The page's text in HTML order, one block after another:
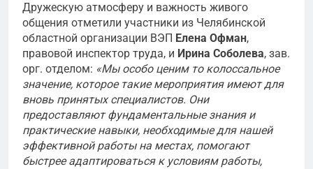
Дружескую атмосферу и важность живого
общения отметили участники из Челябинской
областной организации ВЭП Елена Офман,
правовой инспектор труда, и Ирина Соболева, зав.
орг. отделом: «Мы особо ценим то колоссальное
значение, которое такие мероприятия имеют для
вновь принятых специалистов. Они
предоставляют фундаментальные знания и
практические навыки, необходимые для нашей
эффективной работы на местах, помогают
быстрее адаптироваться к условиям работы,